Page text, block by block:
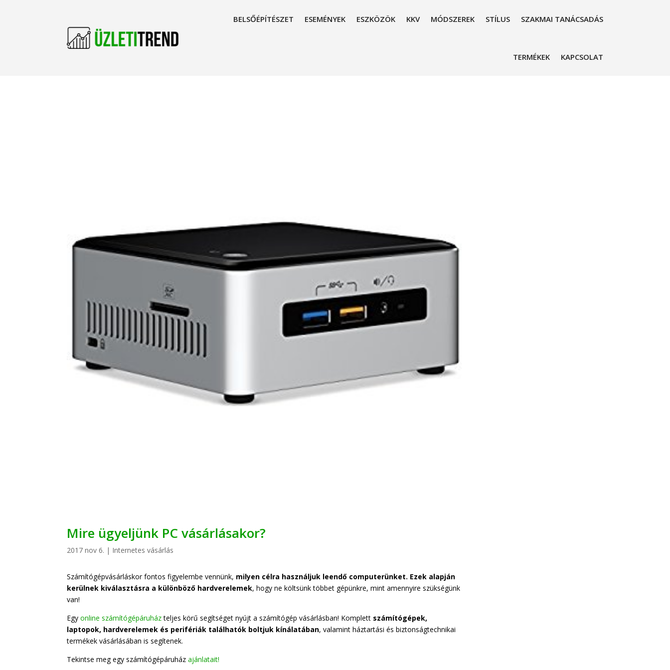
BELSŐÉPÍTÉSZET ESEMÉNYEK ESZKÖZÖK KKV MÓDSZEREK STÍLUS SZAKMAI TANÁCSADÁS
TERMÉKEK KAPCSOLAT
Mire ügyeljünk PC vásárlásakor?
2017 nov 6. | Internetes vásárlás
Számítógépvásárláskor fontos figyelembe vennünk, milyen célra használjuk leendő computerünket. Ezek alapján
kerülnek kiválasztásra a különböző hardverelemek, hogy ne költsünk többet gépünkre, mint amennyire szükségünk
van!
Egyonline számítógépáruházteljes körű segítséget nyújt a számítógép vásárlásban! Komplett számítógépek,
laptopok, hardverelemek és perifériák találhatók boltjuk kínálatában, valamint háztartási és biztonságtechnikai
termékek vásárlásában is segítenek.
Tekintse meg egy számítógépáruházajánlatait!